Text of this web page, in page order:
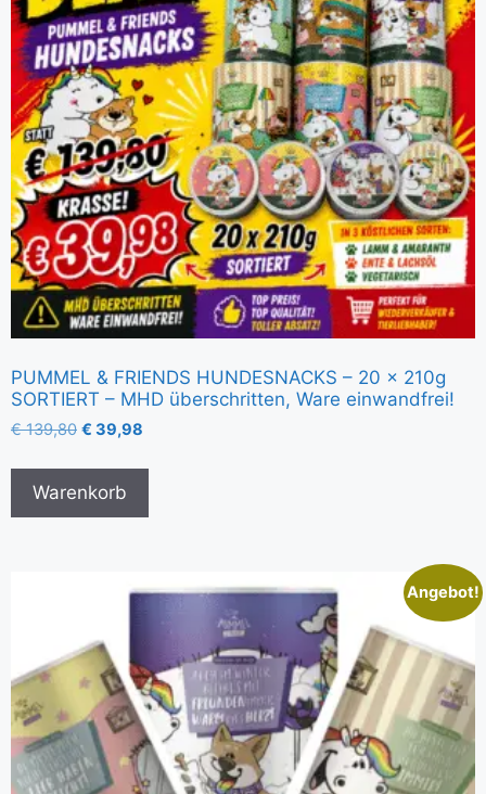
PUMMEL & FRIENDS HUNDESNACKS – 20 x 210g
SORTIERT – MHD überschritten, Ware einwandfrei!
€139,80 € 39,98
Warenkorb
Angebot!